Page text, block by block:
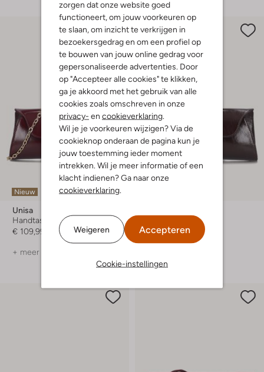
zorgen dat onze website goed
functioneert, om jouw voorkeuren op
te slaan, om inzicht te verkrijgen in
bezoekersgedrag en om een profiel op
te bouwen van jouw online gedrag voor
gepersonaliseerde advertenties. Door
op "Accepteer alle cookies" te klikken,
ga je akkoord met het gebruik van alle
cookies zoals omschreven in onze
privacy- en cookieverklaring.
Wil je je voorkeuren wijzigen? Via de
cookieknop onderaan de pagina kun je
jouw toestemming ieder moment
intrekken. Wil je meer informatie of een
klacht indienen? Ga naar onze
cookieverklaring.
Weigeren Accepteren
Cookie-instellingen
Nieuw
Unisa
Handtas
€ 109,99
+ meer kleuren
€ 109,99